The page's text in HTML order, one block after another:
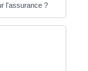
l'assurance ?